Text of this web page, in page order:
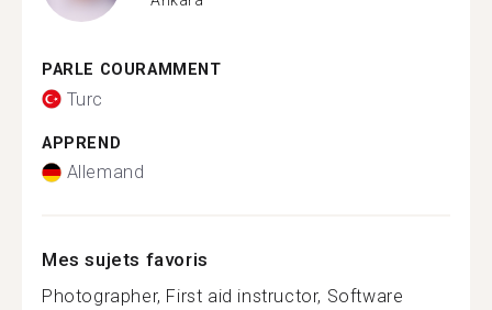
PARLE COURAMMENT
Turc
APPREND
Allemand
Mes sujets favoris
Photographer, First aid instructor, Software